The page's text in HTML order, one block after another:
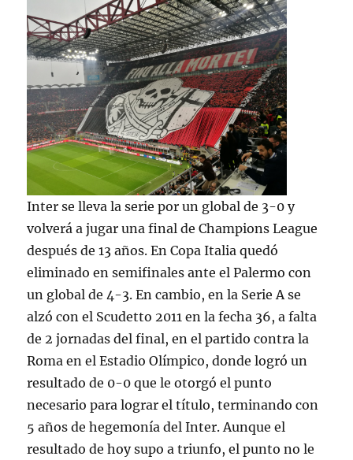
Inter se lleva la serie por un global de 3-0 y
volverá a jugar una final de Champions League
después de 13 años. En Copa Italia quedó
eliminado en semifinales ante el Palermo con
un global de 4-3. En cambio, en la Serie A se
alzó con el Scudetto 2011 en la fecha 36, a falta
de 2 jornadas del final, en el partido contra la
Roma en el Estadio Olímpico, donde logró un
resultado de 0-0 que le otorgó el punto
necesario para lograr el título, terminando con
5 años de hegemonía del Inter. Aunque el
resultado de hoy supo a triunfo, el punto no le